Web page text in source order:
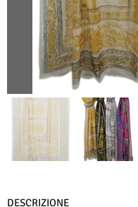
DESCRIZIONE